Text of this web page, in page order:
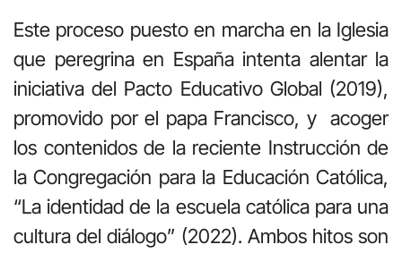
Este proceso puesto en marcha en la Iglesia
que peregrina en España intenta alentar la
iniciativa del Pacto Educativo Global (2019),
promovido por el papa Francisco, y acoger
los contenidos de la reciente Instrucción de
la Congregación para la Educación Católica,
“La identidad de la escuela católica para una
cultura del diálogo” (2022). Ambos hitos son